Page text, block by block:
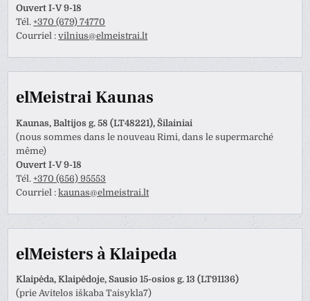
Ouvert I-V 9-18
Tél.+370 (679) 74770
Courriel :vilnius@elmeistrai.lt
elMeistrai Kaunas
Kaunas, Baltijos g. 58 (LT48221), Šilainiai
(nous sommes dans le nouveau Rimi, dans le supermarché
même)
Ouvert I-V 9-18
Tél.+370 (656) 95553
Courriel :kaunas@elmeistrai.lt
elMeisters à Klaipeda
Klaipėda, Klaipėdoje, Sausio 15-osios g. 13 (LT91136)
(prie Avitelos iškaba Taisykla7)